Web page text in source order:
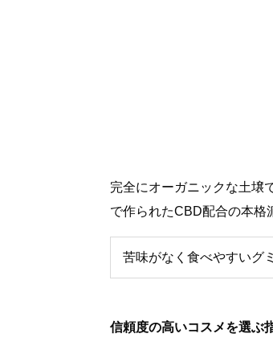
完全にオーガニックな土壌
で作られたCBD配合の本格
苦味がなく食べやすいグ
信頼度の高いコスメを選ぶ